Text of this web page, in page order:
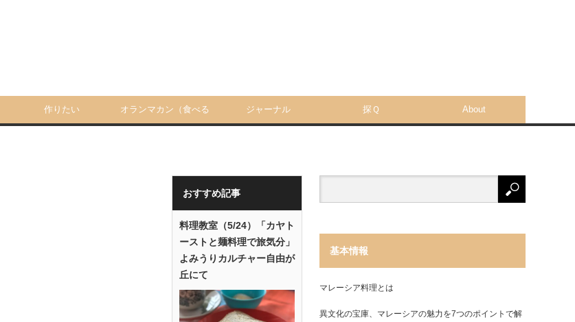
作りたい オランマカン（食べる ジャーナル 探Ｑ About
おすすめ記事
料理教室（5/24）「カヤト
ーストと麺料理で旅気分」
よみうりカルチャー自由が
丘にて
基本情報
マレーシア料理とは
異文化の宝庫、マレーシアの魅力を7つのポイントで解